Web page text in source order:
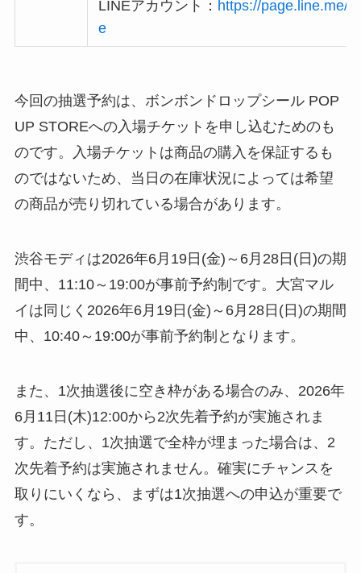
LINEアカウント： https://page.line.me/
e
今回の抽選予約は、ボンボンドロップシール POP
UP STOREへの入場チケットを申し込むためのも
のです。入場チケットは商品の購入を保証するも
のではないため、当日の在庫状況によっては希望
の商品が売り切れている場合があります。
渋谷モディは2026年6月19日(金)～6月28日(日)の期
間中、11:10～19:00が事前予約制です。大宮マル
イは同じく2026年6月19日(金)～6月28日(日)の期間
中、10:40～19:00が事前予約制となります。
また、1次抽選後に空き枠がある場合のみ、2026年
6月11日(木)12:00から2次先着予約が実施されま
す。ただし、1次抽選で全枠が埋まった場合は、2
次先着予約は実施されません。確実にチャンスを
取りにいくなら、まずは1次抽選への申込が重要で
す。